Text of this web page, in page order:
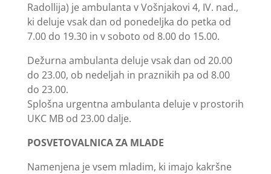
Radollija) je ambulanta v Vošnjakovi 4, IV. nad.,
ki deluje vsak dan od ponedeljka do petka od
7.00 do 19.30 in v soboto od 8.00 do 15.00.
Dežurna ambulanta deluje vsak dan od 20.00
do 23.00, ob nedeljah in praznikih pa od 8.00
do 23.00.
Splošna urgentna ambulanta deluje v prostorih
UKC MB od 23.00 dalje.
POSVETOVALNICA ZA MLADE
Namenjena je vsem mladim, ki imajo kakršne